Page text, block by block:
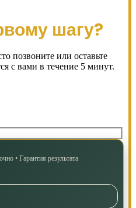
шагу?
позвоните или оставьте
с вами в течение 5 минут.
• Гарантия результата